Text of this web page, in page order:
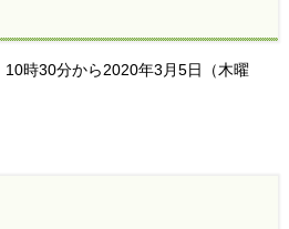
時30分から2020年3月5日（木曜